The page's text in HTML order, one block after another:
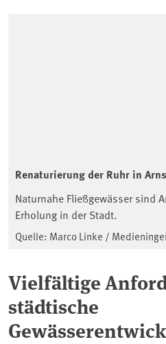
Renaturierung der Ruhr in
Naturnahe Fließgewässer sind
Erholung in der Stadt.
Quelle: Marco Linke /
Vielfältige
städtische